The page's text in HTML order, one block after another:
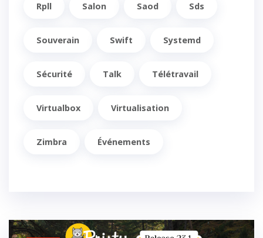
Rpll Salon Saod Sds
Souverain Swift Systemd
Sécurité Talk Télétravail
Virtualbox Virtualisation
Zimbra Événements